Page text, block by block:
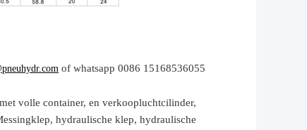
of whatsapp 0086 15168536055
volle container, en verkoopluchtcilinder,
hydraulische klep, hydraulische